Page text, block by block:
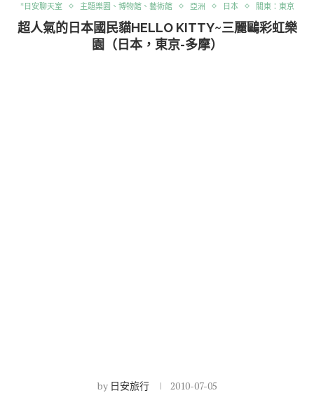
*日安聊天室 主題樂園、博物館、藝術館 亞洲 日本 關東：東京
超人氣的日本國民貓HELLO KITTY~三麗鷗彩虹樂
園（日本，東京-多摩）
by 日安旅行 2010-07-05